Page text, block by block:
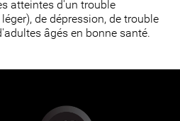
atteintes d'un trouble
de dépression, de trouble
âgés en bonne santé.